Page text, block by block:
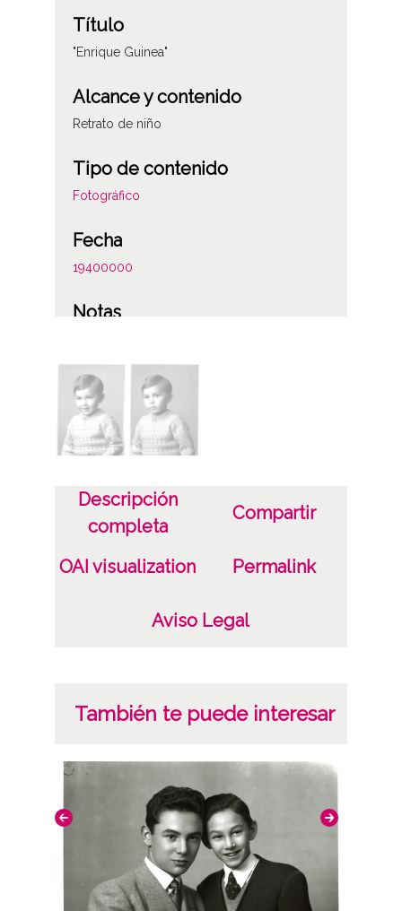
Título
"Enrique Guinea"
Alcance y contenido
Retrato de niño
Tipo de contenido
Fotográfico
Fecha
19400000
Notas
(arquitecto). Él es también arquitecto. Vive
en (la) calle San Antonio, junto al puente."
Licencia de las imágenes
Descripción
completa
Compartir
OAI visualization Permalink
Aviso Legal
También te puede interesar